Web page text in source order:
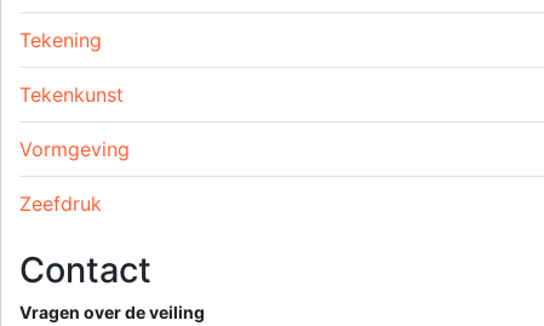
Tekening
Tekenkunst
Vormgeving
Zeefdruk
Contact
Vragen over de veiling